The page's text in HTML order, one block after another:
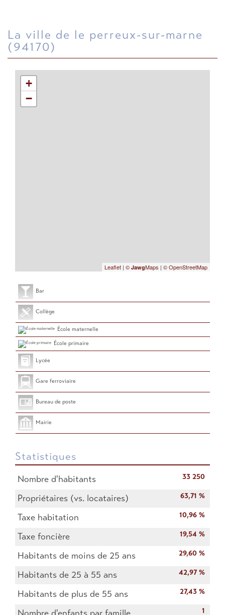
la ville de le perreux-sur-marne
(94170)
+
−
Leaflet | © JawgMaps | © OpenStreetMap
Bar
Collège
École maternelle
École primaire
Lycée
Gare ferroviaire
Bureau de poste
Mairie
Statistiques
Nombre d'habitants 33 250
Propriétaires (vs. locataires) 63,71 %
Taxe habitation 10,96 %
Taxe foncière 19,54 %
Habitants de moins de 25 ans 29,60 %
Habitants de 25 à 55 ans 42,97 %
Habitants de plus de 55 ans 27,43 %
1